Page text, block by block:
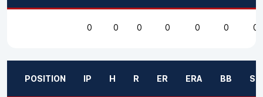
0 0 0 0 0 0 0
POSITION IP H R ER ERA BB SO